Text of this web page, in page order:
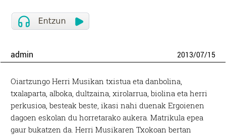
admin 2013/07/15
Oiartzungo Herri Musikan txistua eta danbolina,
txalaparta, alboka, dultzaina, xirolarrua, biolina eta herri
perkusioa, besteak beste, ikasi nahi duenak Ergoienen
dagoen eskolan du horretarako aukera. Matrikula epea
gaur bukatzen da. Herri Musikaren Txokoan bertan